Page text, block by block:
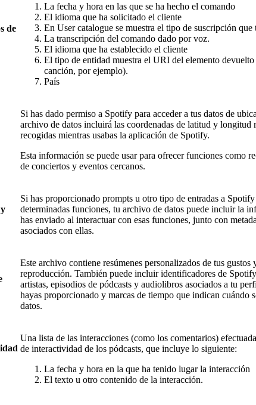
de
La fecha y hora en las que se ha hecho el comando
El idioma que ha solicitado el cliente
En User catalogue se muestra el tipo de suscripción que
La transcripción del comando dado por voz.
El idioma que ha establecido el cliente
El tipo de entidad muestra el URI del elemento
canción, por ejemplo).
País
Si has dado permiso a Spotify para acceder a tus datos de
archivo de datos incluirá las coordenadas de latitud y longitud
recogidas mientras usabas la aplicación de Spotify.
Esta información se puede usar para ofrecer funciones como
de conciertos y eventos cercanos.
Si has proporcionado prompts u otro tipo de entradas a Spotify
determinadas funciones, tu archivo de datos puede incluir la
has enviado al interactuar con esas funciones, junto con
asociados con ellas.
Este archivo contiene resúmenes personalizados de tus gustos
reproducción. También puede incluir identificadores de
artistas, episodios de pódcasts y audiolibros asociados a tu
hayas proporcionado y marcas de tiempo que indican cuándo
datos.
Una lista de las interacciones (como los comentarios)
de interactividad de los pódcasts, que incluye lo siguiente:
La fecha y hora en la que ha tenido lugar la interacción
El texto u otro contenido de la interacción.